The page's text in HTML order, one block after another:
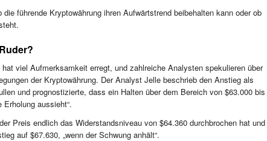
führende Kryptowährung ihren Aufwärtstrend beibehalten kann oder ob
viel Aufmerksamkeit erregt, und zahlreiche Analysten spekulieren über
der Kryptowährung. Der Analyst Jelle beschrieb den Anstieg als
und prognostizierte, dass ein Halten über dem Bereich von $63.000 bis
aussieht“.
Preis endlich das Widerstandsniveau von $64.360 durchbrochen hat und
auf $67.630, „wenn der Schwung anhält“.